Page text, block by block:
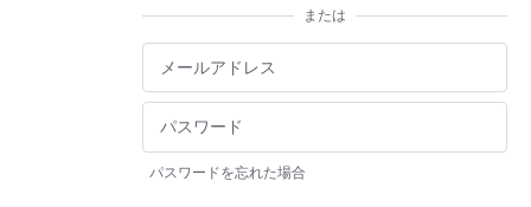
または
パスワードを忘れた場合